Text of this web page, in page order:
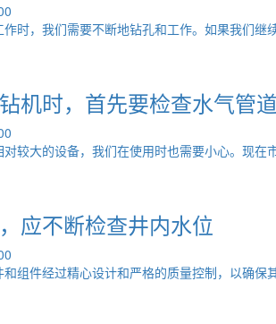
，我们需要不断地钻孔和工作。如果我们继
机时，首先要检查水气管
大的设备，我们在使用时也需要小心。现在
应不断检查井内水位
件经过精心设计和严格的质量控制，以确保